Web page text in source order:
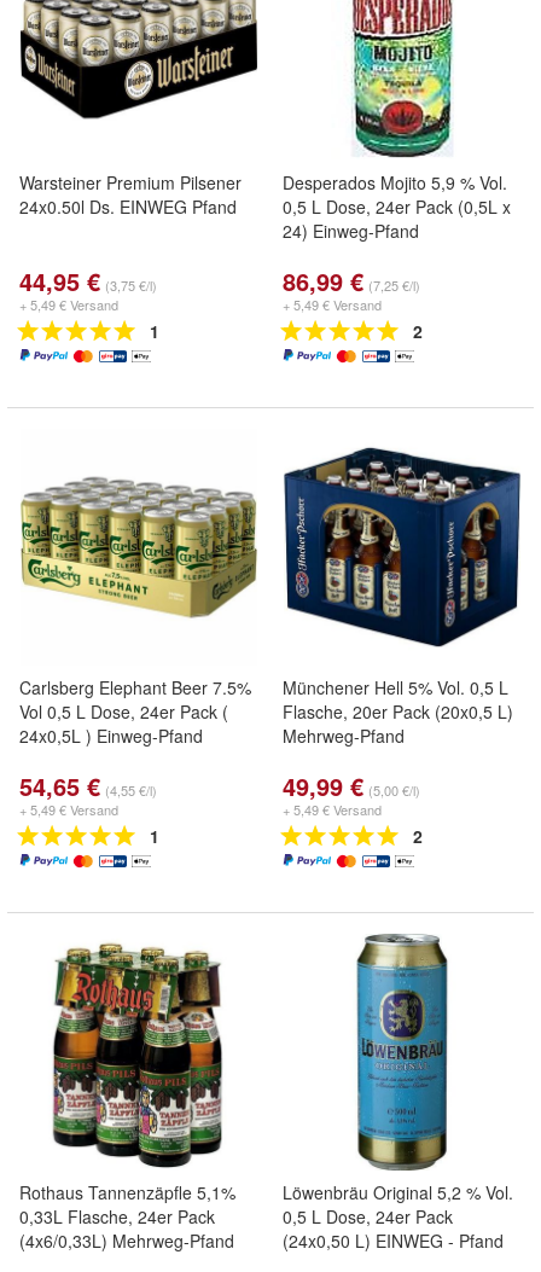
Warsteiner Premium Pilsener
24x0.50l Ds. EINWEG Pfand
44,95 € (3,75 €/l)
+ 5,49 € Versand
1
Desperados Mojito 5,9 % Vol.
0,5 L Dose, 24er Pack (0,5L x
24) Einweg-Pfand
86,99 € (7,25 €/l)
+ 5,49 € Versand
2
Carlsberg Elephant Beer 7.5%
Vol 0,5 L Dose, 24er Pack (
24x0,5L ) Einweg-Pfand
54,65 € (4,55 €/l)
+ 5,49 € Versand
1
Münchener Hell 5% Vol. 0,5 L
Flasche, 20er Pack (20x0,5 L)
Mehrweg-Pfand
49,99 € (5,00 €/l)
+ 5,49 € Versand
2
Rothaus Tannenzäpfle 5,1%
0,33L Flasche, 24er Pack
(4x6/0,33L) Mehrweg-Pfand
Löwenbräu Original 5,2 % Vol.
0,5 L Dose, 24er Pack
(24x0,50 L) EINWEG - Pfand